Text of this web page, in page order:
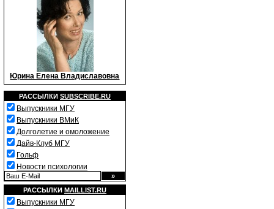
Юрина Елена Владиславовна
РАССЫЛКИ SUBSCRIBE.RU
Выпускники МГУ
Выпускники ВМиК
Долголетие и омоложение
Дайв-Клуб МГУ
Гольф
Новости психологии
РАССЫЛКИ MAILLIST.RU
Выпускники МГУ